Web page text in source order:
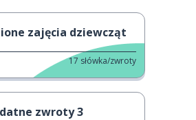
zajęcia dziewcząt
17 słówka/zwroty
zwroty 3